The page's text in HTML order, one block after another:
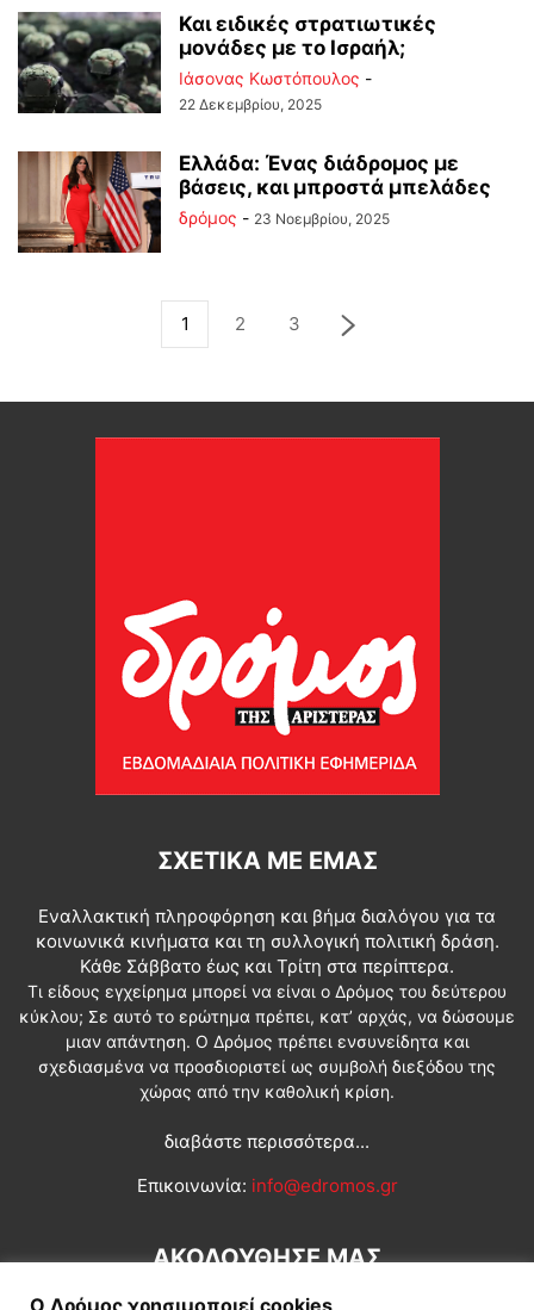
Και ειδικές στρατιωτικές
μονάδες με το Ισραήλ;
Ιάσονας Κωστόπουλος -
22 Δεκεμβρίου, 2025
Ελλάδα: Ένας διάδρομος με
βάσεις, και μπροστά μπελάδες
δρόμος - 23 Νοεμβρίου, 2025
1 2 3
ΣΧΕΤΙΚΆ ΜΕ ΕΜΆΣ
Εναλλακτική πληροφόρηση και βήμα διαλόγου για τα
κοινωνικά κινήματα και τη συλλογική πολιτική δράση.
Κάθε Σάββατο έως και Τρίτη στα περίπτερα.
Τι είδους εγχείρημα μπορεί να είναι ο Δρόμος του δεύτερου
κύκλου; Σε αυτό το ερώτημα πρέπει, κατ’ αρχάς, να δώσουμε
μιαν απάντηση. Ο Δρόμος πρέπει ενσυνείδητα και
σχεδιασμένα να προσδιοριστεί ως συμβολή διεξόδου της
χώρας από την καθολική κρίση.
διαβάστε περισσότερα...
Επικοινωνία: info@edromos.gr
ΑΚΟΛΟΥΘΗΣΕ ΜΑΣ
Ο Δρόμος χρησιμοποιεί cookies